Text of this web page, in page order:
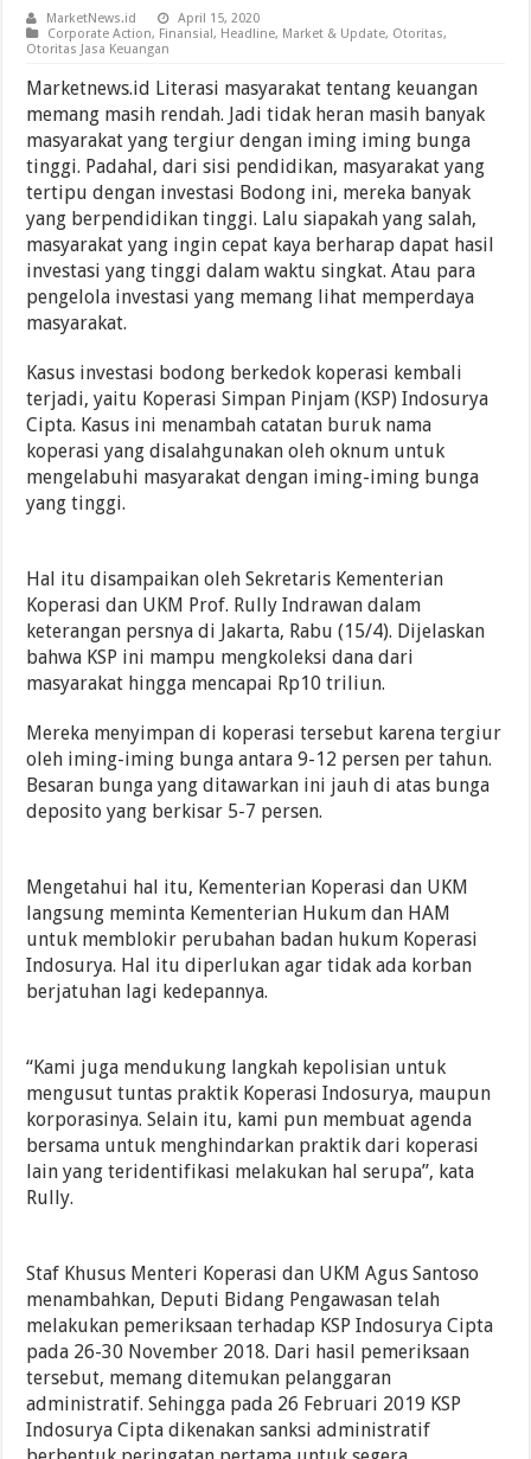
MarketNews.id
April 15, 2020
Corporate Action, Finansial, Headline, Market & Update, Otoritas,
Otoritas Jasa Keuangan
Marketnews.id Literasi masyarakat tentang keuangan
memang masih rendah. Jadi tidak heran masih banyak
masyarakat yang tergiur dengan iming iming bunga
tinggi. Padahal, dari sisi pendidikan, masyarakat yang
tertipu dengan investasi Bodong ini, mereka banyak
yang berpendidikan tinggi. Lalu siapakah yang salah,
masyarakat yang ingin cepat kaya berharap dapat hasil
investasi yang tinggi dalam waktu singkat. Atau para
pengelola investasi yang memang lihat memperdaya
masyarakat.
Kasus investasi bodong berkedok koperasi kembali
terjadi, yaitu Koperasi Simpan Pinjam (KSP) Indosurya
Cipta. Kasus ini menambah catatan buruk nama
koperasi yang disalahgunakan oleh oknum untuk
mengelabuhi masyarakat dengan iming-iming bunga
yang tinggi.
Hal itu disampaikan oleh Sekretaris Kementerian
Koperasi dan UKM Prof. Rully Indrawan dalam
keterangan persnya di Jakarta, Rabu (15/4). Dijelaskan
bahwa KSP ini mampu mengkoleksi dana dari
masyarakat hingga mencapai Rp10 triliun.
Mereka menyimpan di koperasi tersebut karena tergiur
oleh iming-iming bunga antara 9-12 persen per tahun.
Besaran bunga yang ditawarkan ini jauh di atas bunga
deposito yang berkisar 5-7 persen.
Mengetahui hal itu, Kementerian Koperasi dan UKM
langsung meminta Kementerian Hukum dan HAM
untuk memblokir perubahan badan hukum Koperasi
Indosurya. Hal itu diperlukan agar tidak ada korban
berjatuhan lagi kedepannya.
“Kami juga mendukung langkah kepolisian untuk
mengusut tuntas praktik Koperasi Indosurya, maupun
korporasinya. Selain itu, kami pun membuat agenda
bersama untuk menghindarkan praktik dari koperasi
lain yang teridentifikasi melakukan hal serupa”, kata
Rully.
Staf Khusus Menteri Koperasi dan UKM Agus Santoso
menambahkan, Deputi Bidang Pengawasan telah
melakukan pemeriksaan terhadap KSP Indosurya Cipta
pada 26-30 November 2018. Dari hasil pemeriksaan
tersebut, memang ditemukan pelanggaran
administratif. Sehingga pada 26 Februari 2019 KSP
Indosurya Cipta dikenakan sanksi administratif